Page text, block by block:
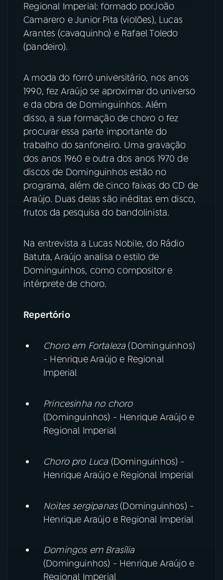
Regional Imperial: formado porJoão
Camarero e Junior Pita (violões), Lucas
Arantes (cavaquinho) e Rafael Toledo
(pandeiro).
A moda do forró universitário, nos anos
1990, fez Araújo se aproximar do universo
e da obra de Dominguinhos. Além
disso, a sua formação de choro o fez
procurar essa parte importante do
trabalho do sanfoneiro. Uma gravação
dos anos 1960 e outra dos anos 1970 de
discos de Dominguinhos estão no
programa, além de cinco faixas do CD de
Araújo. Duas delas são inéditas em disco,
frutos da pesquisa do bandolinista.
Na entrevista a Lucas Nobile, do Rádio
Batuta, Araújo analisa o estilo de
Dominguinhos, como compositor e
intérprete de choro.
Repertório
Choro em Fortaleza(Dominguinhos)
- Henrique Araújo e Regional
Imperial
Princesinha no choro
(Dominguinhos) - Henrique Araújo e
Regional Imperial
Choro pro Luca (Dominguinhos) -
Henrique Araújo e Regional Imperial
Noites sergipanas(Dominguinhos) -
Henrique Araújo e Regional Imperial
Domingos em Brasília
(Dominguinhos) - Henrique Araújo e
Regional Imperial